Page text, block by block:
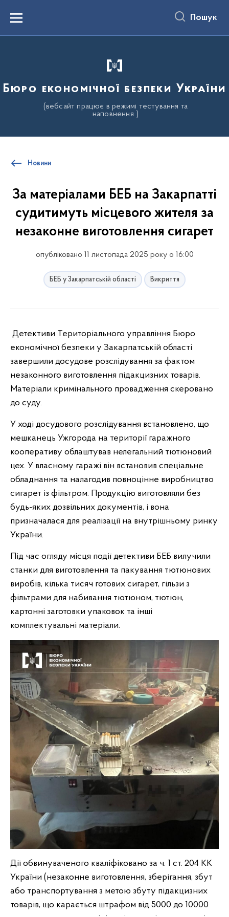
вмістуMenu Пошук
Бюро економічної безпеки України
(вебсайт працює в режимі тестування та
наповнення )
Новини
За матеріалами БЕБ на Закарпатті
судитимуть місцевого жителя за
незаконне виготовлення сигарет
опубліковано 11 листопада 2025 року о 16:00
БЕБ у Закарпатській області Викриття
Детективи Територіального управління Бюро
економічної безпеки у Закарпатській області
завершили досудове розслідування за фактом
незаконного виготовлення підакцизних товарів.
Матеріали кримінального провадження скеровано
до суду.
У ході досудового розслідування встановлено, що
мешканець Ужгорода на території гаражного
кооперативу облаштував нелегальний тютюновий
цех. У власному гаражі він встановив спеціальне
обладнання та налагодив повноцінне виробництво
сигарет із фільтром. Продукцію виготовляли без
будь-яких дозвільних документів, і вона
призначалася для реалізації на внутрішньому ринку
України.
Під час огляду місця події детективи БЕБ вилучили
станки для виготовлення та пакування тютюнових
виробів, кілька тисяч готових сигарет, гільзи з
фільтрами для набивання тютюном, тютюн,
картонні заготовки упаковок та інші
комплектувальні матеріали.
Дії обвинуваченого кваліфіковано за ч. 1 ст. 204 КК
України (незаконне виготовлення, зберігання, збут
або транспортування з метою збуту підакцизних
товарів, що карається штрафом від 5000 до 10000